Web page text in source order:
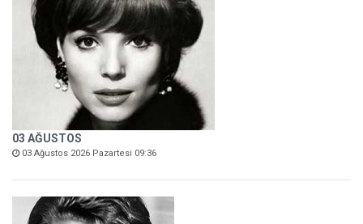
03 AĞUSTOS
03 Ağustos 2026 Pazartesi 09:36